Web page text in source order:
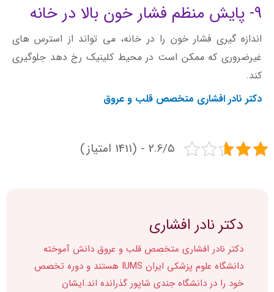
9- پایش منظم فشار خون بالا در خانه
اندازه گیری فشار خون را در خانه، می تواند از استرس های
غیرضروری که ممکن است در محیط کلینیک رخ دهد جلوگیری
کند.
دکتر نادر افشاری متخصص قلب و عروق
2.6/5 - (1411 امتیاز)
دکتر نادر افشاری
دکتر نادر افشاری متخصص قلب و عروق دانش آموخته
دانشگاه علوم پزشکی ایران IUMS هستند و دوره تخصص
خود را در دانشگاه جندی شاپور گذرانده اند.ایشان